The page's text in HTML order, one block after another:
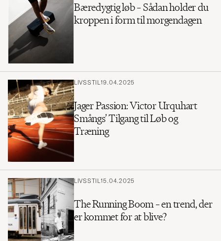
Bæredygtig løb – Sådan holder du
kroppen i form til morgendagen
LIVSSTIL19.04.2025
Jager Passion: Victor Urquhart
Smångs’ Tilgang til Løb og
Træning
LIVSSTIL15.04.2025
The Running Boom – en trend, der
er kommet for at blive?